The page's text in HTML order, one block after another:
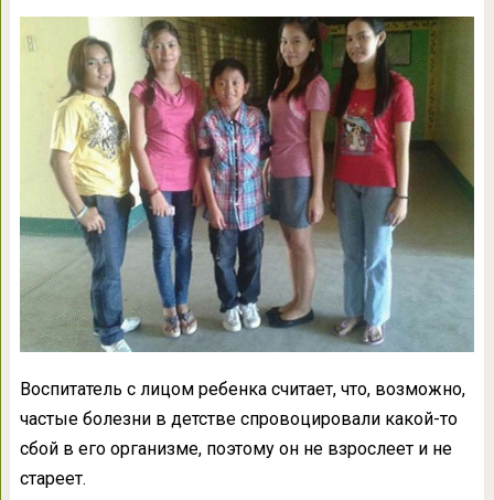
Воспитатель с лицом ребенка считает, что, возможно,
частые болезни в детстве спровоцировали какой-то
сбой в его организме, поэтому он не взрослеет и не
стареет.